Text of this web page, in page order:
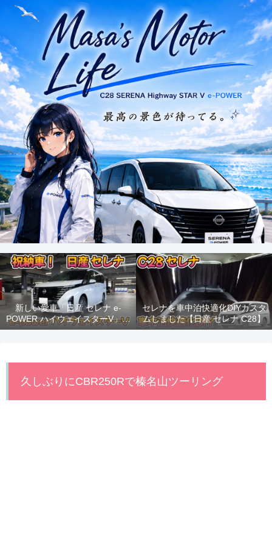
新しい愛車「日産 セレナ e-
POWER ハイウェイスターV」納
車！
セレナを車中泊快適化DIYカスタ
ムしました【日産 セレナ C28】
久しぶりにCBR250Rで榛名山ツーリング